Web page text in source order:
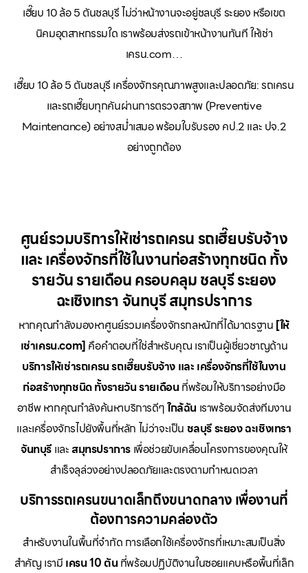
เฮี๊ยบ 10 ล้อ 5 ตันชลบุรี ไม่ว่าหน้างานจะอยู่ชลบุรี ระยอง หรือเขต
นิคมอุตสาหกรรมใด เราพร้อมส่งรถเข้าหน้างานทันที ให้เช่า
เครน.com…
เฮี๊ยบ 10 ล้อ 5 ตันชลบุรี เครื่องจักรคุณภาพสูงและปลอดภัย: รถเครน
และรถเฮี๊ยบทุกคันผ่านการตรวจสภาพ (Preventive
Maintenance) อย่างสม่ำเสมอ พร้อมใบรับรอง คป.2 และ ปจ.2
อย่างถูกต้อง
ศูนย์รวมบริการให้เช่ารถเครน รถเฮี๊ยบรับจ้าง
และ เครื่องจักรที่ใช้ในงานก่อสร้างทุกชนิด ทั้ง
รายวัน รายเดือน ครอบคลุม ชลบุรี ระยอง
ฉะเชิงเทรา จันทบุรี สมุทรปราการ
หากคุณกำลังมองหาศูนย์รวมเครื่องจักรกลหนักที่ได้มาตรฐาน [ให้
เช่าเครน.com] คือคำตอบที่ใช่สำหรับคุณ เราเป็นผู้เชี่ยวชาญด้าน
บริการให้เช่ารถเครน รถเฮี๊ยบรับจ้าง และ เครื่องจักรที่ใช้ในงาน
ก่อสร้างทุกชนิด ทั้งรายวัน รายเดือน ที่พร้อมให้บริการอย่างมือ
อาชีพ หากคุณกำลังค้นหาบริการดีๆใกล้ฉัน เราพร้อมจัดส่งทีมงาน
และเครื่องจักรไปยังพื้นที่หลัก ไม่ว่าจะเป็น ชลบุรี ระยอง ฉะเชิงเทรา
จันทบุรี และสมุทรปราการ เพื่อช่วยขับเคลื่อนโครงการของคุณให้
สำเร็จลุล่วงอย่างปลอดภัยและตรงตามกำหนดเวลา
บริการรถเครนขนาดเล็กถึงขนาดกลาง เพื่องานที่
ต้องการความคล่องตัว
สำหรับงานในพื้นที่จำกัด การเลือกใช้เครื่องจักรที่เหมาะสมเป็นสิ่ง
สำคัญ เรามี เครน 10 ตัน ที่พร้อมปฏิบัติงานในซอยแคบหรือพื้นที่เล็ก